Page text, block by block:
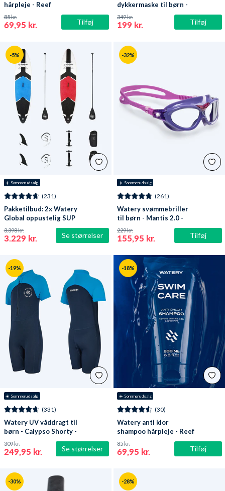
Tilføj
hårpleje - Reef
69,95 kr.
85 kr.
Tilføj
dykkermaske til børn -
Oxygen - Atlantic Blue
199 kr.
349 kr.
-5%
☀️ Sommerudsalg
Se størrelser
(231)
Pakketilbud: 2x Watery
Global oppustelig SUP
PaddleBoard 10'6
3.229 kr.
3.398 kr.
-32%
☀️ Sommerudsalg
Tilføj
(261)
Watery svømmebriller
til børn - Mantis 2.0 -
Lilla/klar
155,95 kr.
229 kr.
-19%
☀️ Sommerudsalg
Se størrelser
(331)
Watery UV våddragt til
børn - Calypso Shorty -
Mørkeblå
249,95 kr.
309 kr.
-18%
☀️ Sommerudsalg
Tilføj
(30)
Watery anti klor
shampoo hårpleje - Reef
69,95 kr.
85 kr.
-30% -28%